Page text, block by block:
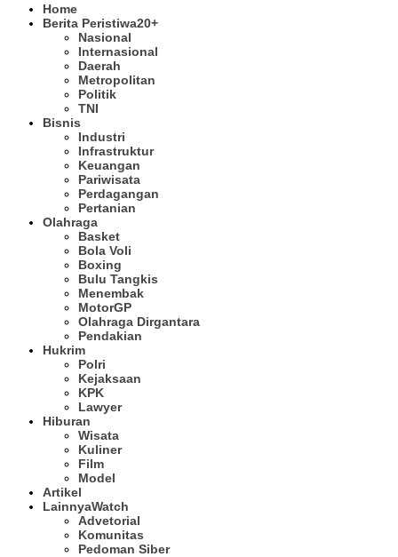
Home
Berita Peristiwa20+
Nasional
Internasional
Daerah
Metropolitan
Politik
TNI
Bisnis
Industri
Infrastruktur
Keuangan
Pariwisata
Perdagangan
Pertanian
Olahraga
Basket
Bola Voli
Boxing
Bulu Tangkis
Menembak
MotorGP
Olahraga Dirgantara
Pendakian
Hukrim
Polri
Kejaksaan
KPK
Lawyer
Hiburan
Wisata
Kuliner
Film
Model
Artikel
LainnyaWatch
Advetorial
Komunitas
Pedoman Siber